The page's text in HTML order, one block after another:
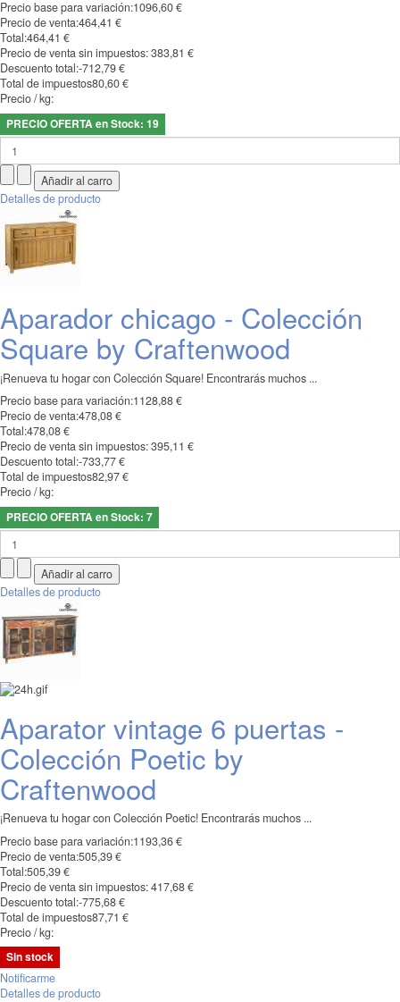
Precio base para variación:1096,60 €
Precio de venta:464,41 €
Total:464,41 €
Precio de venta sin impuestos:383,81 €
Descuento total:-712,79 €
Total de impuestos80,60 €
Precio / kg:
PRECIO OFERTA en Stock: 19
Detalles de producto
Aparador chicago - Colección
Square by Craftenwood
¡Renueva tu hogar con Colección Square! Encontrarás muchos ...
Precio base para variación:1128,88 €
Precio de venta:478,08 €
Total:478,08 €
Precio de venta sin impuestos:395,11 €
Descuento total:-733,77 €
Total de impuestos82,97 €
Precio / kg:
PRECIO OFERTA en Stock: 7
Detalles de producto
Aparator vintage 6 puertas -
Colección Poetic by
Craftenwood
¡Renueva tu hogar con Colección Poetic! Encontrarás muchos ...
Precio base para variación:1193,36 €
Precio de venta:505,39 €
Total:505,39 €
Precio de venta sin impuestos:417,68 €
Descuento total:-775,68 €
Total de impuestos87,71 €
Precio / kg:
Sin stock
Notificarme
Detalles de producto